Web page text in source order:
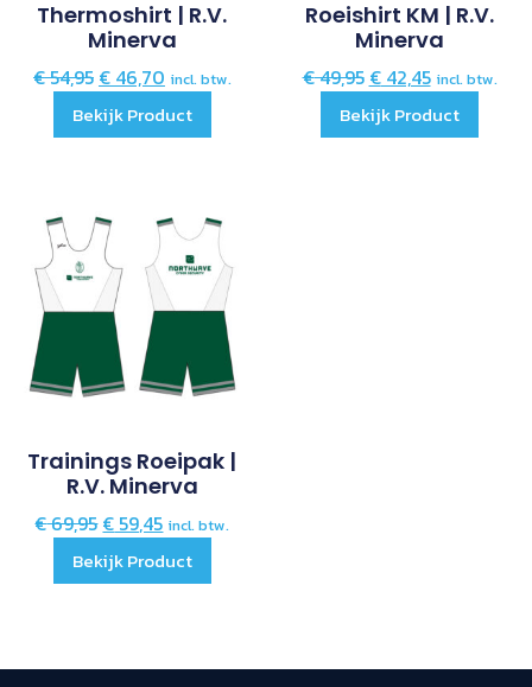
Thermoshirt | R.V.
Minerva
€54,95 €46,70 incl. btw.
Bekijk Product
Roeishirt KM | R.V.
Minerva
€49,95 €42,45 incl. btw.
Bekijk Product
Trainings Roeipak |
R.V. Minerva
€69,95€ 59,45 incl. btw.
Bekijk Product